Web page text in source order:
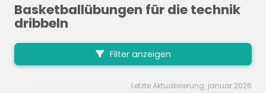
Basketballübungen für die technik
dribbeln
Filter anzeigen
Letzte Aktualisierung: januar 2026